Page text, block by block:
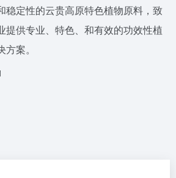
稳定性的云贵高原特色植物原料，致
提供专业、特色、和有效的功效性植
案。